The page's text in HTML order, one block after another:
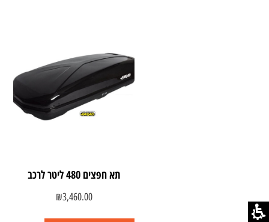
תא חפצים 480 ליטר לרכב
₪3,460.00